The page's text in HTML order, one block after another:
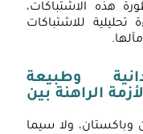
هذه الاشتباكات،
للاشتباكات
وطبيعة
الراهنة بين
وباكستان، ولا سيما